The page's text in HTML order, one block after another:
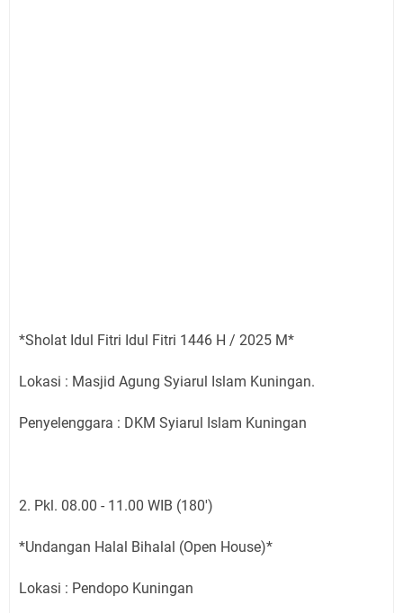
*Sholat Idul Fitri Idul Fitri 1446 H / 2025 M*
Lokasi : Masjid Agung Syiarul Islam Kuningan.
Penyelenggara : DKM Syiarul Islam Kuningan
2. Pkl. 08.00 - 11.00 WIB (180')
*Undangan Halal Bihalal (Open House)*
Lokasi : Pendopo Kuningan